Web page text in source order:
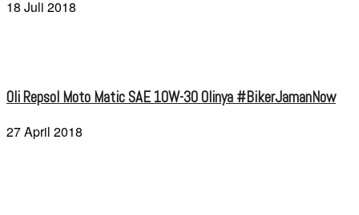
18 Juli 2018
Oli Repsol Moto Matic SAE 10W-30 Olinya #BikerJamanNow
27 April 2018